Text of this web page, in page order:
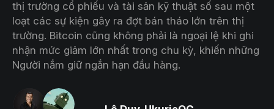
thị trường cổ phiếu và tài sản kỹ thuật số sau một
loạt các sự kiện gây ra đợt bán tháo lớn trên thị
trường. Bitcoin cũng không phải là ngoại lệ khi ghi
nhận mức giảm lớn nhất trong chu kỳ, khiến những
Người nắm giữ ngắn hạn đầu hàng.